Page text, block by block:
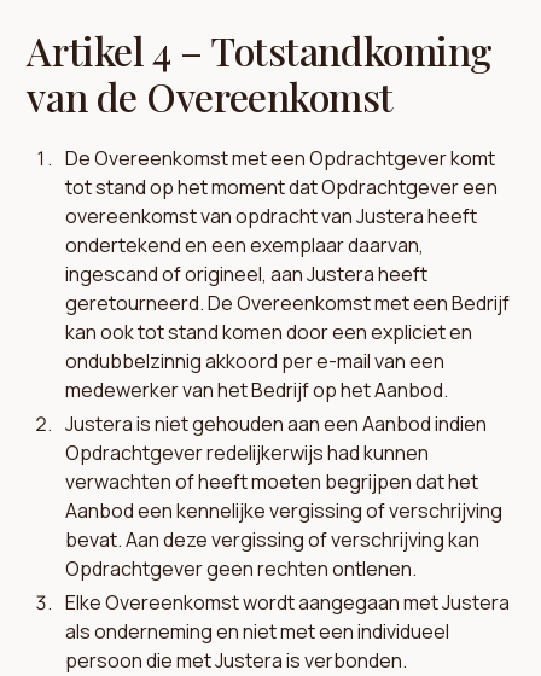
Artikel 4 – Totstandkoming
van de Overeenkomst
De Overeenkomst met een Opdrachtgever komt
tot stand op het moment dat Opdrachtgever een
overeenkomst van opdracht van Justera heeft
ondertekend en een exemplaar daarvan,
ingescand of origineel, aan Justera heeft
geretourneerd. De Overeenkomst met een Bedrijf
kan ook tot stand komen door een expliciet en
ondubbelzinnig akkoord per e-mail van een
medewerker van het Bedrijf op het Aanbod.
Justera is niet gehouden aan een Aanbod indien
Opdrachtgever redelijkerwijs had kunnen
verwachten of heeft moeten begrijpen dat het
Aanbod een kennelijke vergissing of verschrijving
bevat. Aan deze vergissing of verschrijving kan
Opdrachtgever geen rechten ontlenen.
Elke Overeenkomst wordt aangegaan met Justera
als onderneming en niet met een individueel
persoon die met Justera is verbonden.